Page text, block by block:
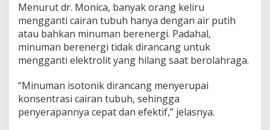
Menurut dr. Monica, banyak orang keliru
mengganti cairan tubuh hanya dengan air putih
atau bahkan minuman berenergi. Padahal,
minuman berenergi tidak dirancang untuk
mengganti elektrolit yang hilang saat berolahraga.
“Minuman isotonik dirancang menyerupai
konsentrasi cairan tubuh, sehingga
penyerapannya cepat dan efektif,” jelasnya.